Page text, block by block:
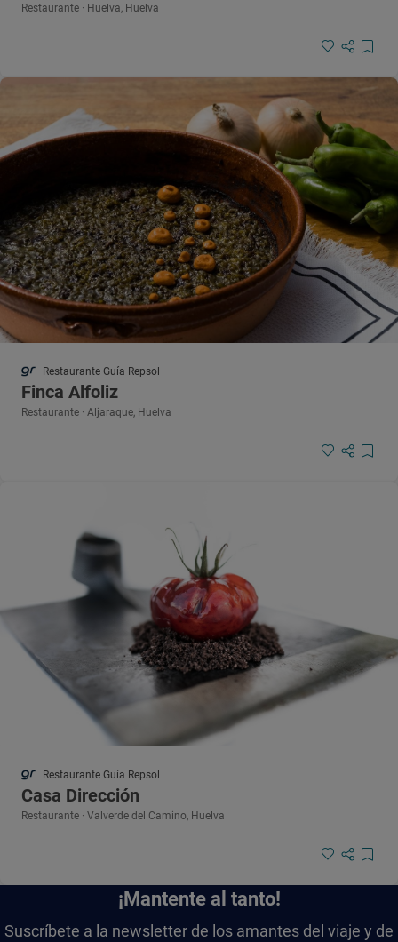
Restaurante · Huelva, Huelva
Restaurante Guía Repsol
Finca Alfoliz
Restaurante · Aljaraque, Huelva
Restaurante Guía Repsol
Casa Dirección
Restaurante · Valverde del Camino, Huelva
¡Mantente al tanto!
Suscríbete a la newsletter de los amantes del viaje y de